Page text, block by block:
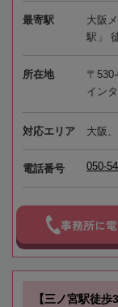
最寄駅
大阪
駅」
所在地
〒
イン
対応エリア 大阪
電話番号 050-
事務所に
【三ノ宮駅徒